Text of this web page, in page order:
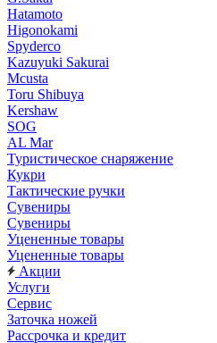
Hatamoto
Higonokami
Spyderco
Kazuyuki Sakurai
Mcusta
Toru Shibuya
Kershaw
SOG
AL Mar
Туристическое снаряжение
Кукри
Тактические ручки
Сувениры
Сувениры
Уцененные товары
Уцененные товары
Акции
Услуги
Сервис
Заточка ножей
Рассрочка и кредит